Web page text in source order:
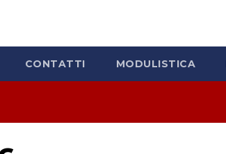
CONTATTI MODULISTICA